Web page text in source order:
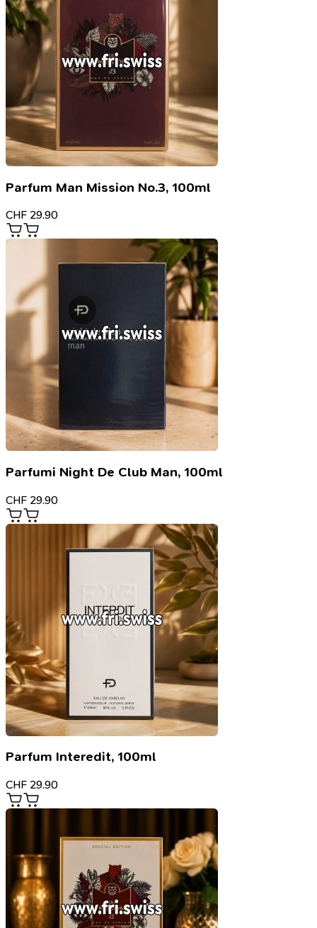
Parfum Man Mission No.3, 100ml
CHF 29.90
Parfumi Night De Club Man, 100ml
CHF 29.90
Parfum Interedit, 100ml
CHF 29.90